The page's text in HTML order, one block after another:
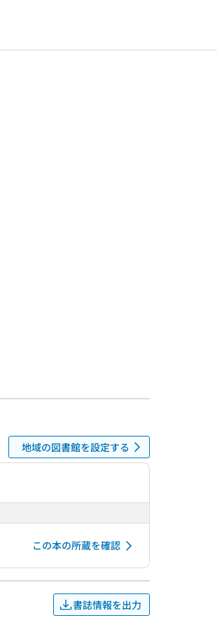
地域の図書館を設定する
この本の所蔵を確認
書誌情報を出力